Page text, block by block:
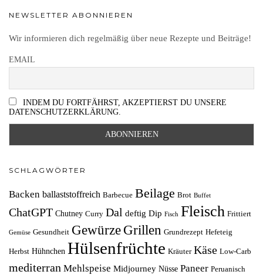
NEWSLETTER ABONNIEREN
Wir informieren dich regelmäßig über neue Rezepte und Beiträge!
EMAIL
INDEM DU FORTFÄHRST, AKZEPTIERST DU UNSERE
DATENSCHUTZERKLÄRUNG.
SCHLAGWÖRTER
Backen ballaststoffreich Barbecue Beilage Brot Buffet
ChatGPT Chutney Curry Dal deftig Dip Fisch Fleisch Frittiert
Gemüse Gesundheit Gewürze Grillen Grundrezept Hefeteig
Herbst Hühnchen Hülsenfrüchte Kräuter Käse Low-Carb
mediterran Mehlspeise Midjourney Nüsse Paneer Peruanisch